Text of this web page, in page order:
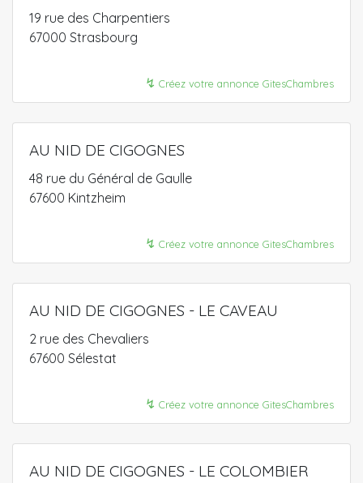
19 rue des Charpentiers
67000 Strasbourg
↯ Créez votre annonce GitesChambres
AU NID DE CIGOGNES
48 rue du Général de Gaulle
67600 Kintzheim
↯ Créez votre annonce GitesChambres
AU NID DE CIGOGNES - LE CAVEAU
2 rue des Chevaliers
67600 Sélestat
↯ Créez votre annonce GitesChambres
AU NID DE CIGOGNES - LE COLOMBIER